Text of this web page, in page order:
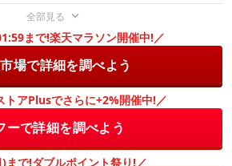
全部見る
まで!楽天マラソン開催中!／
場で詳細を調べよう
トアPlusでさらに+2%開催中!／
ーで詳細を調べよう
まで!ダブルポイント祭り!／